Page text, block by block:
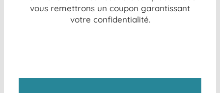
vous remettrons un coupon garantissant
votre confidentialité.